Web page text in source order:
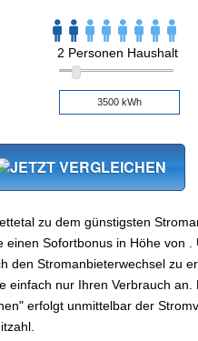
2 Personen Haushalt
zu dem günstigsten
einen Sofortbonus in Höhe von .
den Stromanbieterwechsel zu
einfach nur Ihren Verbrauch an.
erfolgt unmittelbar der